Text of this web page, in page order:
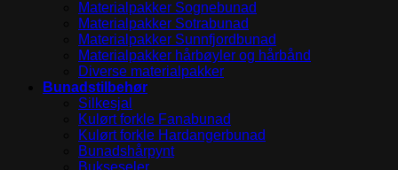
Materialpakker Sognebunad
Materialpakker Sotrabunad
Materialpakker Sunnfjordbunad
Materialpakker hårbøyler og hårbånd
Diverse materialpakker
Bunadstilbehør
Silkesjal
Kulørt forkle Fanabunad
Kulørt forkle Hardangerbunad
Bunadshårpynt
Bukseseler